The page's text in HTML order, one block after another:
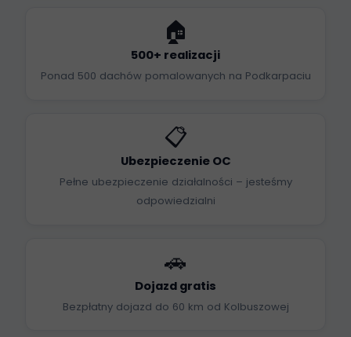
🏠
500+ realizacji
Ponad 500 dachów pomalowanych na Podkarpaciu
📋
Ubezpieczenie OC
Pełne ubezpieczenie działalności – jesteśmy
odpowiedzialni
🚗
Dojazd gratis
Bezpłatny dojazd do 60 km od Kolbuszowej